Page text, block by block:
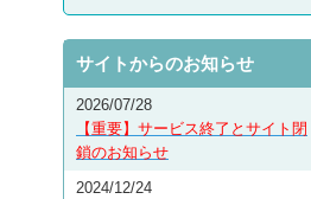
サイトからのお知らせ
2026/07/28
【重要】サービス終了とサイト閉
鎖のお知らせ
2024/12/24